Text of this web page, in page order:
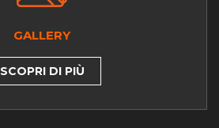
GALLERY
SCOPRI DI PIÙ